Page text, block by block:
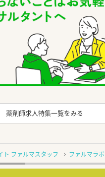
薬剤師求人特集一覧をみる
ト ファルマスタッフ ファルマラボ